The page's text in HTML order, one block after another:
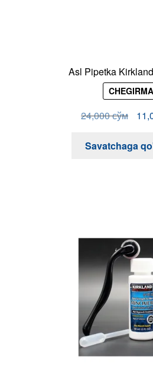
Asl Pipetka
24,000сўм
was:
Savatchaga